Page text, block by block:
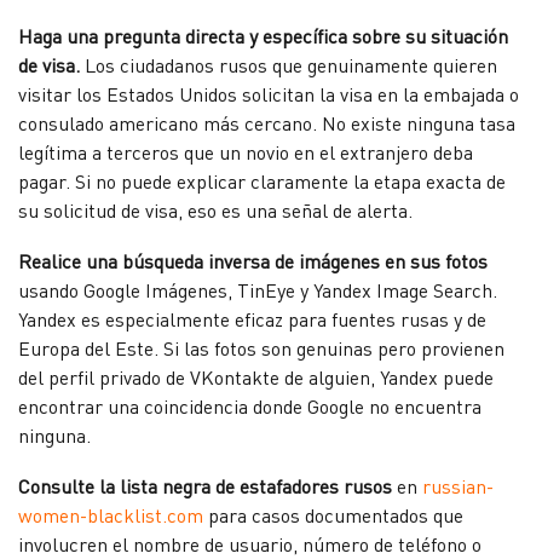
Haga una pregunta directa y específica sobre su situación
de visa. Los ciudadanos rusos que genuinamente quieren
visitar los Estados Unidos solicitan la visa en la embajada o
consulado americano más cercano. No existe ninguna tasa
legítima a terceros que un novio en el extranjero deba
pagar. Si no puede explicar claramente la etapa exacta de
su solicitud de visa, eso es una señal de alerta.
Realice una búsqueda inversa de imágenes en sus fotos
usando Google Imágenes, TinEye y Yandex Image Search.
Yandex es especialmente eficaz para fuentes rusas y de
Europa del Este. Si las fotos son genuinas pero provienen
del perfil privado de VKontakte de alguien, Yandex puede
encontrar una coincidencia donde Google no encuentra
ninguna.
Consulte la lista negra de estafadores rusos en russian-
women-blacklist.com para casos documentados que
involucren el nombre de usuario, número de teléfono o